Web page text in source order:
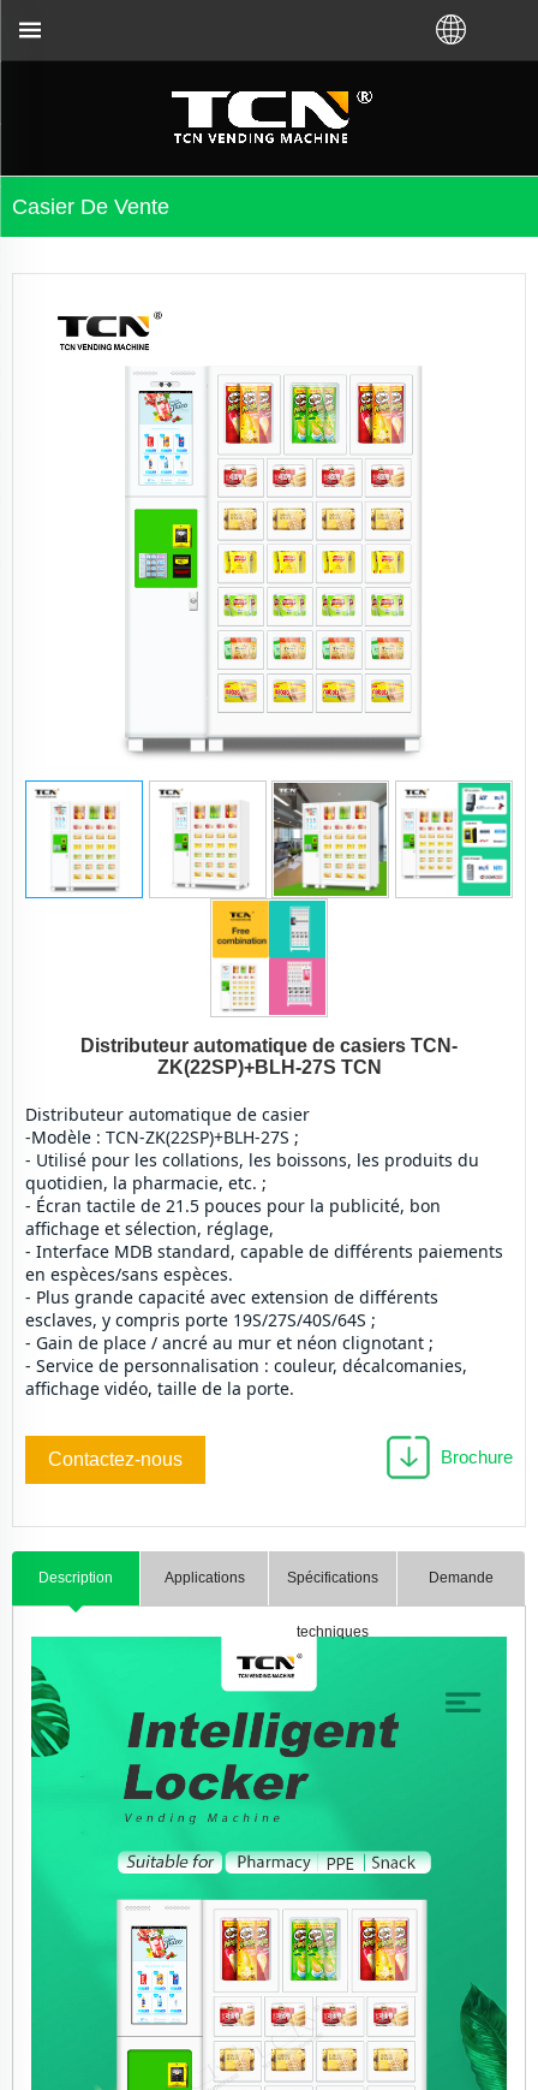
Casier De Vente
Distributeur automatique de casiers TCN-
ZK(22SP)+BLH-27S TCN
Distributeur automatique de casier
-Modèle : TCN-ZK(22SP)+BLH-27S ;
- Utilisé pour les collations, les boissons, les produits du
quotidien, la pharmacie, etc. ;
- Écran tactile de 21.5 pouces pour la publicité, bon
affichage et sélection, réglage,
- Interface MDB standard, capable de différents paiements
en espèces/sans espèces.
- Plus grande capacité avec extension de différents
esclaves, y compris porte 19S/27S/40S/64S ;
- Gain de place / ancré au mur et néon clignotant ;
- Service de personnalisation : couleur, décalcomanies,
affichage vidéo, taille de la porte.
Contactez-nous Brochure
Description Applications Spécifications
techniques
Demande
acheté VM auprès de l'usine TCN ou du